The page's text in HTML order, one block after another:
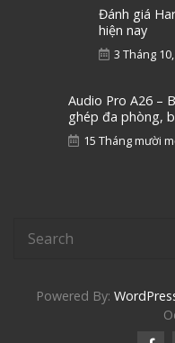
Đánh giá
hiện nay
3 Tháng
Audio Pro A26 –
ghép đa phòng,
15 Tháng mười
Powered By: